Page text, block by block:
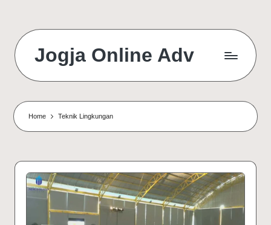
Jogja Online Adv
&
Digital
Home Teknik Lingkungan